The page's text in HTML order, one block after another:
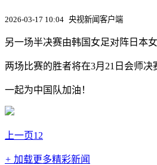
2026-03-17 10:04 央视新闻客户端
另一场半决赛由韩国女足对阵日本女
两场比赛的胜者将在3月21日会师决
一起为中国队加油！
上一页1 2
+ 加载更多精彩新闻